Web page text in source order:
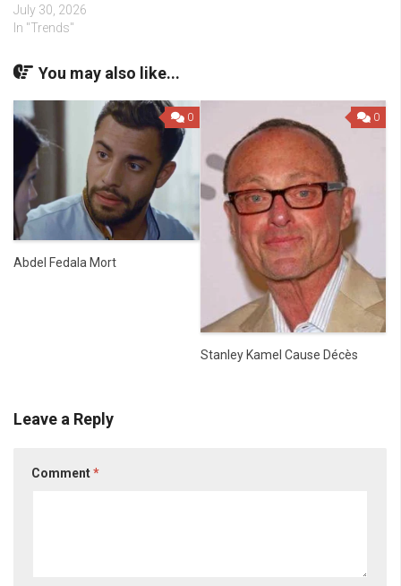
July 30, 2026
In "Trends"
You may also like...
0
Abdel Fedala Mort
0
Stanley Kamel Cause Décès
Leave a Reply
Comment*